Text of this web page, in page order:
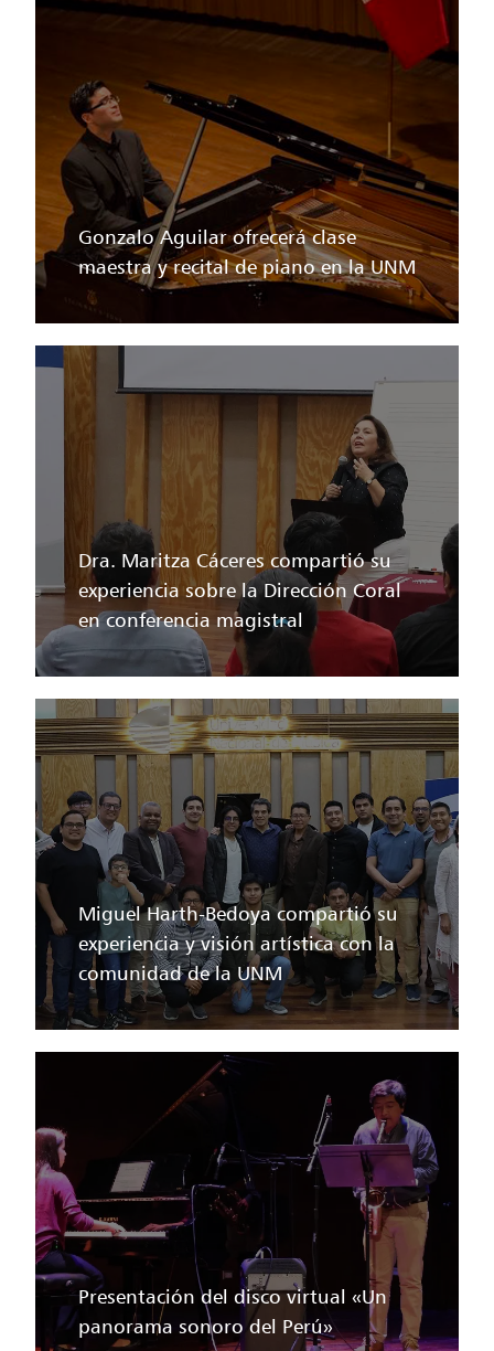
Gonzalo Aguilar ofrecerá clase
maestra y recital de piano en la UNM
Dra. Maritza Cáceres compartió su
experiencia sobre la Dirección Coral
en conferencia magistral
Miguel Harth-Bedoya compartió su
experiencia y visión artística con la
comunidad de la UNM
Presentación del disco virtual «Un
panorama sonoro del Perú»